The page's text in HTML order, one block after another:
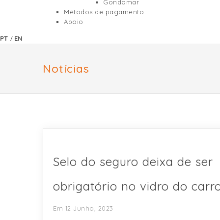
Gondomar
Métodos de pagamento
Apoio
PT / EN
Notícias
Selo do seguro deixa de ser
obrigatório no vidro do
Em 12 Junho, 2023